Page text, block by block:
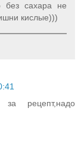
без сахара не
кислые)))
за рецепт,надо